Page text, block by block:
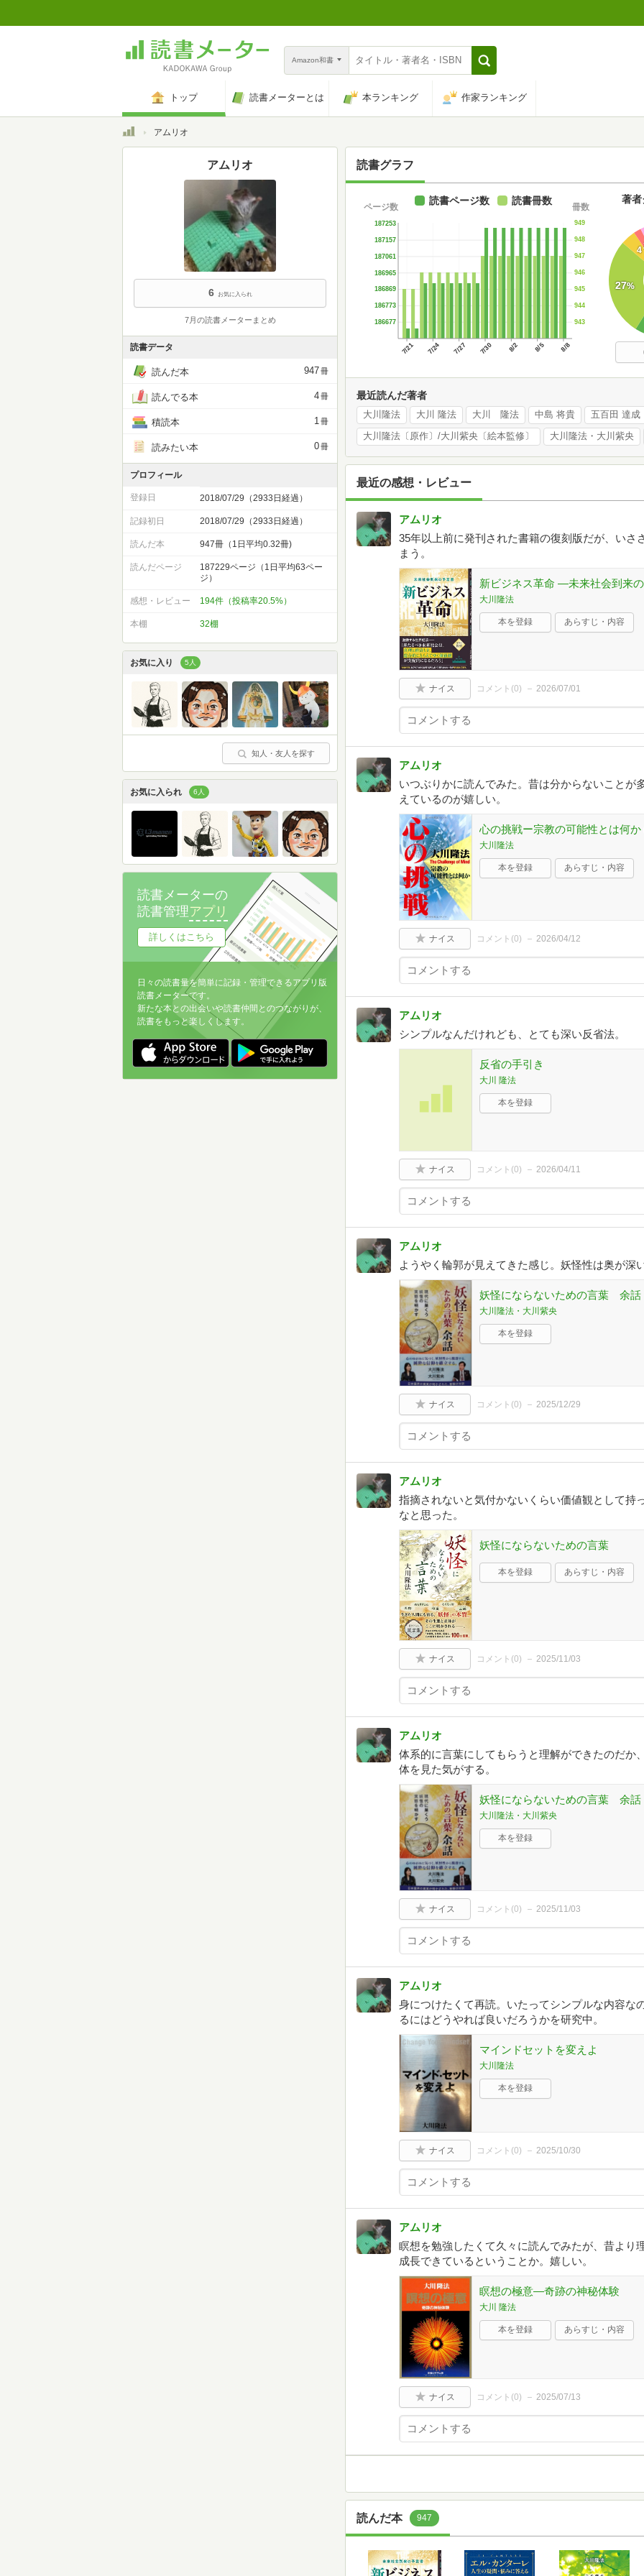
Amazon和書
トップ 読書メーターとは 本ランキング 作家ランキング
トップアムリオ
読書グラフ
7/21 7/24 7/27 7/30 8/2 8/5 8/8
186677
186773
186869
186965
187061
187157
187253
ページ数
943
944
945
946
947
948
949
冊数
読書ページ数 読書冊数
27%
4
著者
最近読んだ著者
大川隆法 大川 隆法 大川 隆法 中島 将貴 五百田 達成
大川隆法〔原作〕/大川紫央〔絵本監修〕 大川隆法・大川紫央
最近の感想・レビュー
アムリオ
35年以上前に発刊された書籍の復刻版だが、いさ
まう。
新ビジネス革命 —未来社会到来
大川隆法
本を登録 あらすじ・内容
ナイス コメント(0) 2026/07/01
アムリオ
いつぶりかに読んでみた。昔は分からないことが
えているのが嬉しい。
心の挑戦ー宗教の可能性とは何か
大川隆法
本を登録 あらすじ・内容
ナイス コメント(0) 2026/04/12
アムリオ
シンプルなんだけれども、とても深い反省法。
反省の手引き
大川 隆法
本を登録
ナイス コメント(0) 2026/04/11
アムリオ
ようやく輪郭が見えてきた感じ。妖怪性は奥が深
妖怪にならないための言葉 余話
大川隆法・大川紫央
本を登録
ナイス コメント(0) 2025/12/29
アムリオ
指摘されないと気付かないくらい価値観として持
なと思った。
妖怪にならないための言葉
本を登録 あらすじ・内容
ナイス コメント(0) 2025/11/03
アムリオ
体系的に言葉にしてもらうと理解ができたのだか
体を見た気がする。
妖怪にならないための言葉 余話
大川隆法・大川紫央
本を登録
ナイス コメント(0) 2025/11/03
アムリオ
身につけたくて再読。いたってシンプルな内容な
るにはどうやれば良いだろうかを研究中。
マインドセットを変えよ
大川隆法
本を登録
ナイス コメント(0) 2025/10/30
アムリオ
瞑想を勉強したくて久々に読んでみたが、昔より
成長できているということか。嬉しい。
瞑想の極意―奇跡の神秘体験
大川 隆法
本を登録 あらすじ・内容
ナイス コメント(0) 2025/07/13
読んだ本 947
アムリオ
6 お気に入られ
7月の読書メーターまとめ
読書データ
読んだ本 947冊
読んでる本 4冊
積読本 1冊
読みたい本 0冊
プロフィール
登録日 2018/07/29（2933日経過）
記録初日 2018/07/29（2933日経過）
読んだ本 947冊（1日平均0.32冊)
読んだページ
187229ページ（1日平均63ペー
ジ）
感想・レビュー 194件（投稿率20.5%）
本棚 32棚
お気に入り 5人
知人・友人を探す
お気に入られ 6人
読書メーターの
読書管理アプリ
詳しくはこちら
日々の読書量を簡単に記録・管理できるアプリ版
読書メーターです。
新たな本との出会いや読書仲間とのつながりが、
読書をもっと楽しくします。